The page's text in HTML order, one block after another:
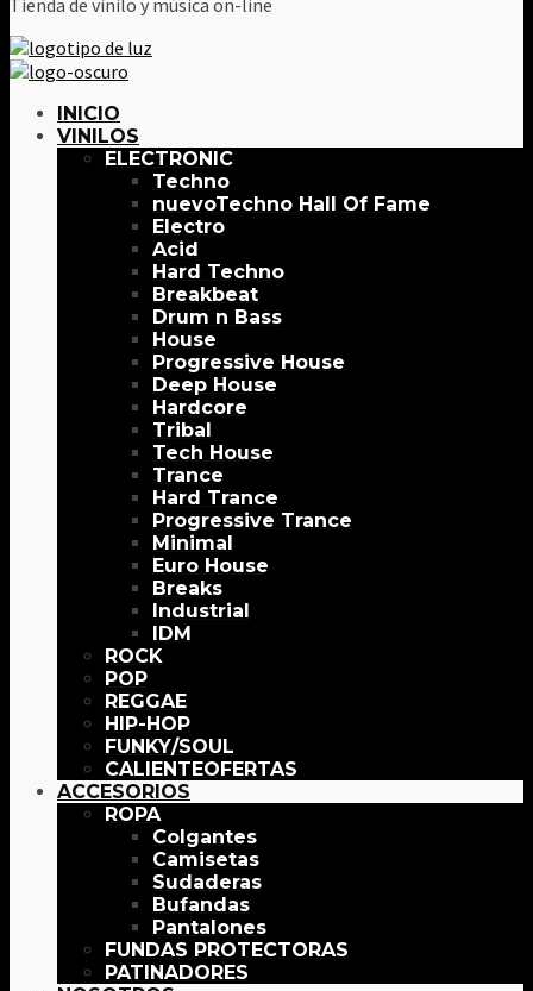
Tienda de vinilo y música on-line
INICIO
VINILOS
ELECTRONIC
Techno
Techno Hall Of Fame
Electro
Acid
Hard Techno
Breakbeat
Drum n Bass
House
Progressive House
Deep House
Hardcore
Tribal
Tech House
Trance
Hard Trance
Progressive Trance
Minimal
Euro House
Breaks
Industrial
IDM
ROCK
POP
REGGAE
HIP-HOP
FUNKY/SOUL
OFERTAS
ACCESORIOS
ROPA
Colgantes
Camisetas
Sudaderas
Bufandas
Pantalones
FUNDAS PROTECTORAS
PATINADORES